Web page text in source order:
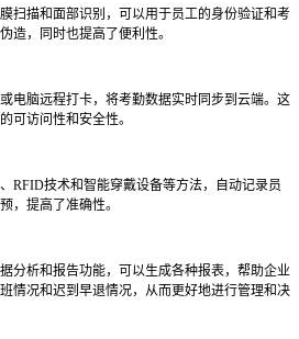
扫描和面部识别，可以用于员工的身份验证和考
造，同时也提高了便利性。
电脑远程打卡，将考勤数据实时同步到云端。这
可访问性和安全性。
RFID技术和智能穿戴设备等方法，自动记录员
，提高了准确性。
分析和报告功能，可以生成各种报表，帮助企业
情况和迟到早退情况，从而更好地进行管理和决